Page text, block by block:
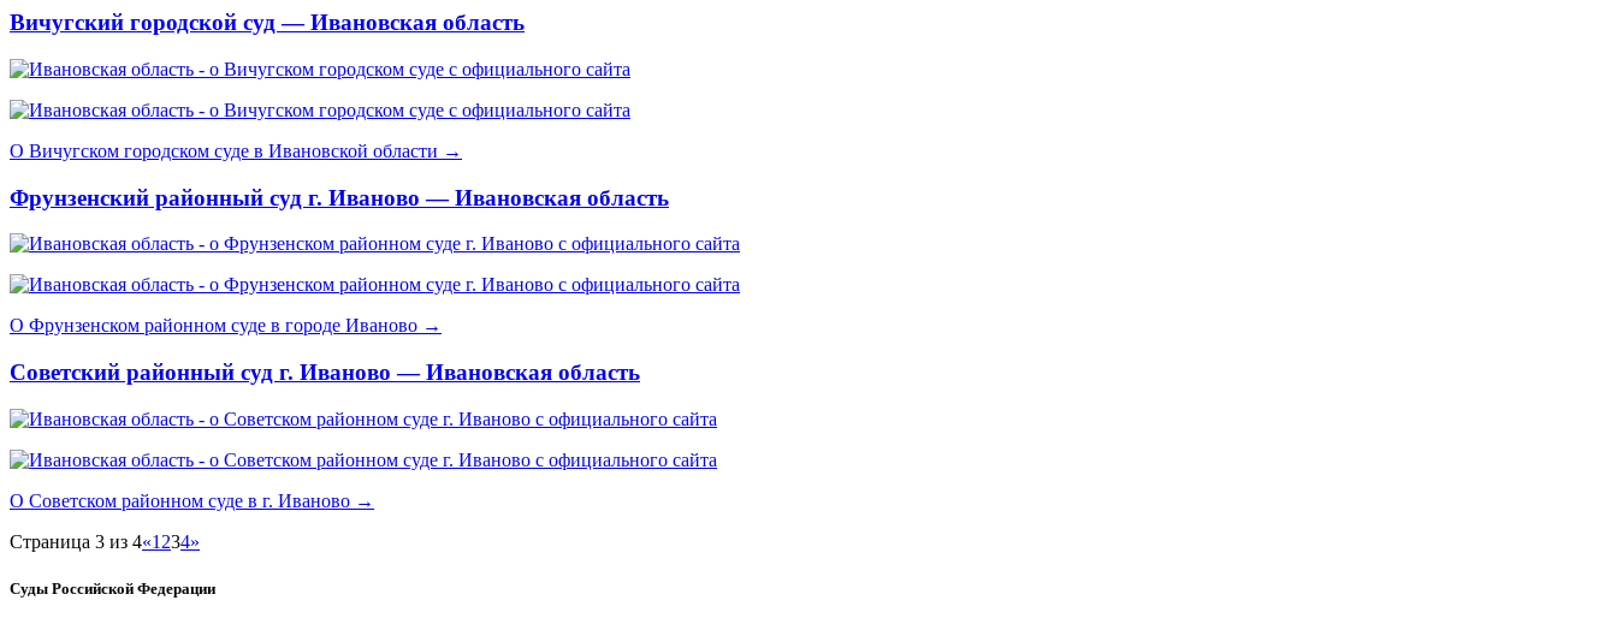
Вичугский городской суд — Ивановская область
О Вичугском городском суде в Ивановской области →
Фрунзенский районный суд г. Иваново — Ивановская область
О Фрунзенском районном суде в городе Иваново →
Советский районный суд г. Иваново — Ивановская область
О Советском районном суде в г. Иваново →
Страница 3 из 4«1 234»
Суды Российской Федерации